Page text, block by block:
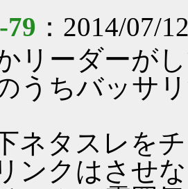
：2014/07/
リーダーが
うちバッサ
ネタスレを
ンクはさせ